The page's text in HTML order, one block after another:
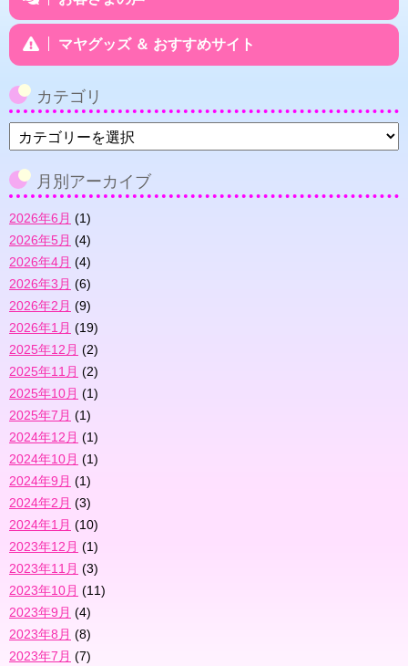
マヤグッズ ＆ おすすめサイト
カテゴリ
テ
ゴ
リ
月別アーカイブ
2026年6月 (1)
2026年5月 (4)
2026年4月 (4)
2026年3月 (6)
2026年2月 (9)
2026年1月 (19)
2025年12月 (2)
2025年11月 (2)
2025年10月 (1)
2025年7月 (1)
2024年12月 (1)
2024年10月 (1)
2024年9月 (1)
2024年2月 (3)
2024年1月 (10)
2023年12月 (1)
2023年11月 (3)
2023年10月 (11)
2023年9月 (4)
2023年8月 (8)
2023年7月 (7)